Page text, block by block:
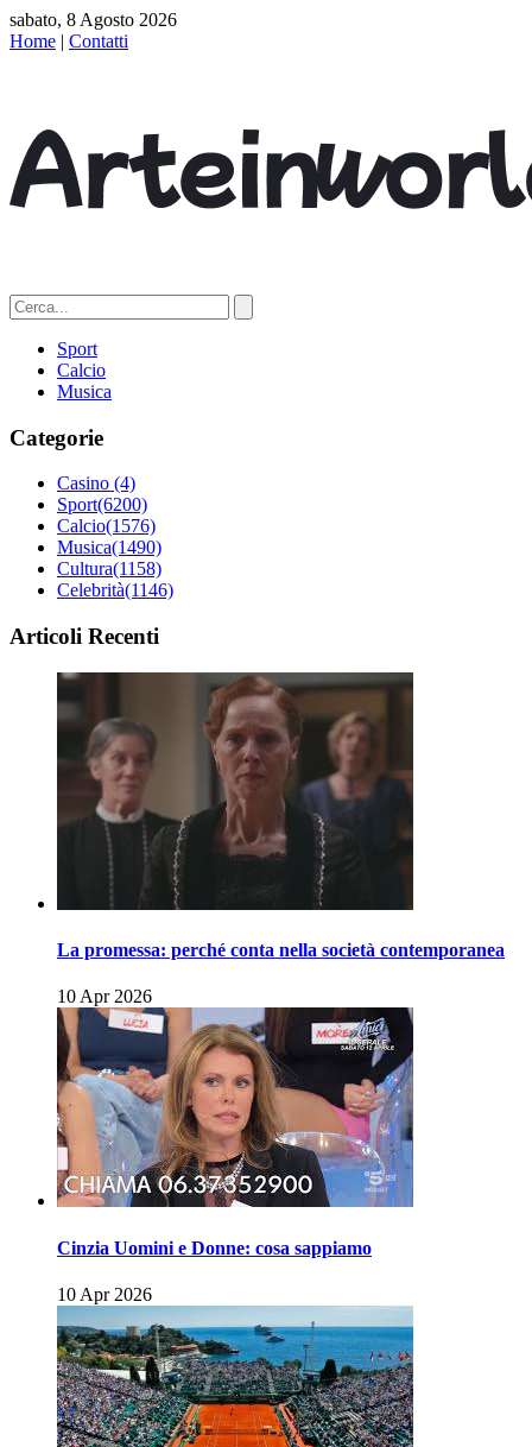
sabato, 8 Agosto 2026
Home | Contatti
Sport
Calcio
Musica
Categorie
Casino (4)
Sport(6200)
Calcio(1576)
Musica(1490)
Cultura(1158)
Celebrità(1146)
Articoli Recenti
La promessa: perché conta nella società contemporanea
10 Apr 2026
Cinzia Uomini e Donne: cosa sappiamo
10 Apr 2026